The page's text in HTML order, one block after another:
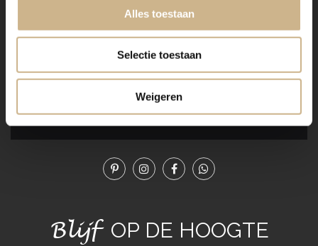
Alles toestaan
Selectie toestaan
Weigeren
uitstraling. De charme zit in de imperfectie, dit geeft het
product karakter en authenticiteit!
BASICS brengen een spannende, originele mix in je
interieur! Elk exemplaar is uniek, dus heb je interesse?
Wees er dan snel bij!
Blijf OP DE HOOGTE